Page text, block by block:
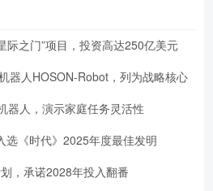
际之门”项目，投资高达250亿美元
器人HOSON-Robot，列为战略核心
器人，演示家庭任务灵活性
选《时代》2025年度最佳发明
，承诺2028年投入翻番